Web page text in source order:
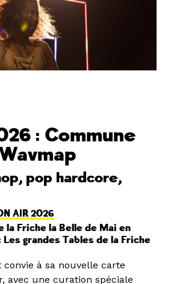
: Commune
pop hardcore,
AIR 2026
la Friche la Belle de Mai en
grandes Tables de la Friche
à sa nouvelle carte
avec une curation spéciale